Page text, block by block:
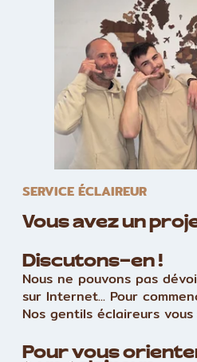
SERVICE ÉCLAIREUR
Vous avez un
Discutons-en !
Nous ne pouvons pas
sur Internet... Pour
Nos gentils éclaireurs
Pour vous